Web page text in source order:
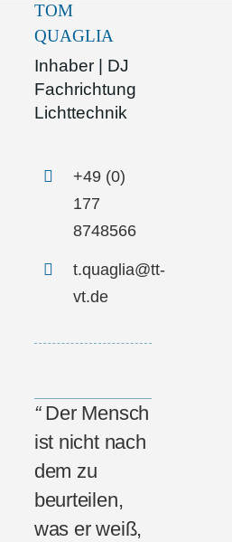
TOM
QUAGLIA
Inhaber | DJ
Fachrichtung
Lichttechnik
+49 (0)
177
8748566
t.quaglia@tt-
vt.de
“ Der Mensch
ist nicht nach
dem zu
beurteilen,
was er weiß,